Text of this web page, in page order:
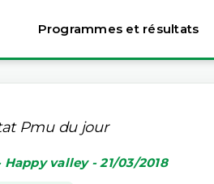
Programmes et résultats
Pmu du jour
Happy valley - 21/03/2018